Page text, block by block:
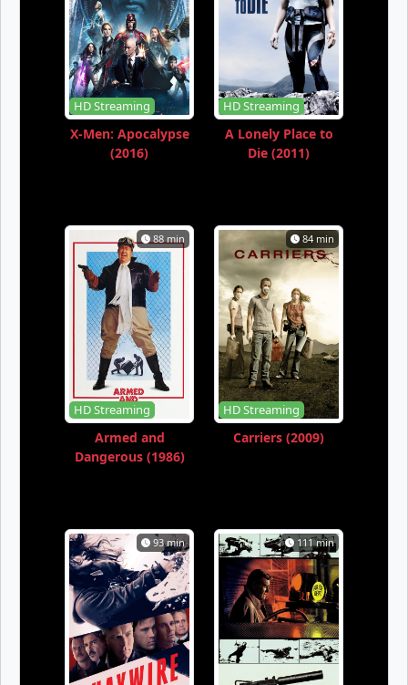
HD Streaming
X-Men: Apocalypse
(2016)
HD Streaming
A Lonely Place to
Die (2011)
88 min
HD Streaming
Armed and
Dangerous (1986)
84 min
HD Streaming
Carriers (2009)
93 min 111 min